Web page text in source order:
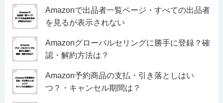
Amazonで出品者一覧ページ・すべての出品者
を見るが表示されない
Amazonグローバルセリングに勝手に登録？確
認・解約方法は？
Amazon予約商品の支払・引き落としはい
つ？・キャンセル期間は？